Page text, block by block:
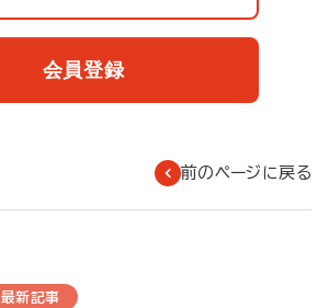
会員登録
前のページに戻る
最新記事